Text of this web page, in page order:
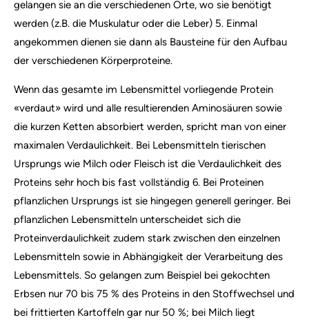
gelangen sie an die verschiedenen Orte, wo sie benötigt
werden (z.B. die Muskulatur oder die Leber) 5. Einmal
angekommen dienen sie dann als Bausteine für den Aufbau
der verschiedenen Körperproteine.
Wenn das gesamte im Lebensmittel vorliegende Protein
«verdaut» wird und alle resultierenden Aminosäuren sowie
die kurzen Ketten absorbiert werden, spricht man von einer
maximalen Verdaulichkeit. Bei Lebensmitteln tierischen
Ursprungs wie Milch oder Fleisch ist die Verdaulichkeit des
Proteins sehr hoch bis fast vollständig 6. Bei Proteinen
pflanzlichen Ursprungs ist sie hingegen generell geringer. Bei
pflanzlichen Lebensmitteln unterscheidet sich die
Proteinverdaulichkeit zudem stark zwischen den einzelnen
Lebensmitteln sowie in Abhängigkeit der Verarbeitung des
Lebensmittels. So gelangen zum Beispiel bei gekochten
Erbsen nur 70 bis 75 % des Proteins in den Stoffwechsel und
bei frittierten Kartoffeln gar nur 50 %; bei Milch liegt